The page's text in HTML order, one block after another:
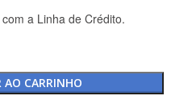
com a Linha de Crédito.
AO CARRINHO